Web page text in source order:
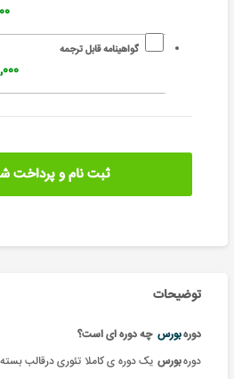
گواهینامه قابل ترجمه
ثبت نام و پرداخت
توضیحات
دورهبورس چه دوره ای است؟
دورهبورس یک دوره ی کاملا تئوری درقالب